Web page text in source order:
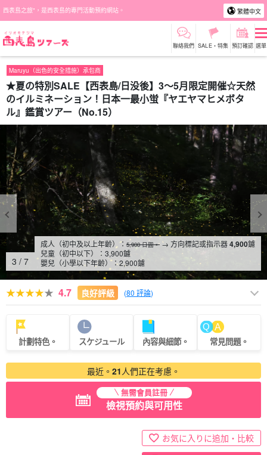
西表島之旅"，是西表島的專門活動預約網站。 繁體中文
聯絡我們 SALE・特集 預訂確認 選單
Maruyu（出色的安全措施）承包商
★夏の特別SALE【西表島/日没後】3～5月限定開催☆天然
のイルミネーション！日本一最小蛍『ヤエヤマヒメボタ
ル』鑑賞ツアー（No.15）
4 / 7
成人（初中及以上年齡）： 5,900 日圓。 → 方向標記或指示器4,900鑢
兒童（初中以下）： 3,900鑢
嬰兒（小學以下年齡）：2,900鑢
4.7 良好評級 (80 評論)
計劃特色。 スケジュール 內容與細節。 常見問題。
最近。 21人們正在考慮。
無需會員註冊
檢視預約與可用性
お気に入りに追加・比較